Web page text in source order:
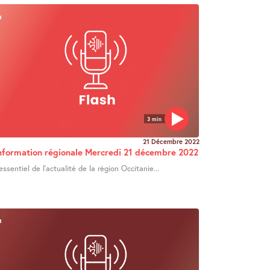
3 min
21 Décembre 2022
régionale Mercredi 21 décembre 2022
de l’actualité de la région Occitanie...